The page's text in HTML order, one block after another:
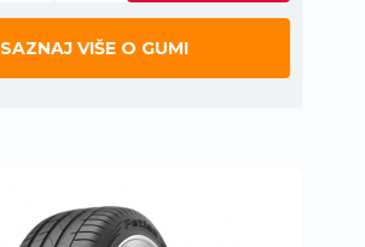
SAZNAJ VIŠE O GUMI